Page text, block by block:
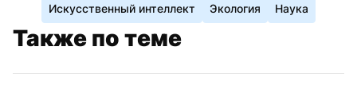
Искусственный интеллект Экология Наука
Также по теме